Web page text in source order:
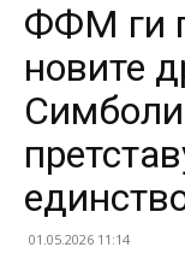
ФФМ ги
новите
01.05.2026 11:14